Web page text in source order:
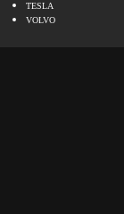
TESLA
VOLVO